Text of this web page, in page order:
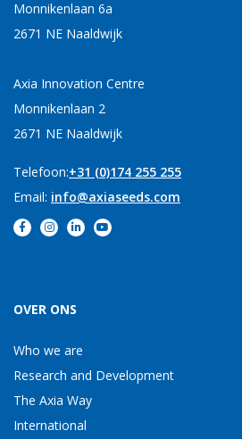
Monnikenlaan 6a
2671 NE Naaldwijk
Axia Innovation Centre
Monnikenlaan 2
2671 NE Naaldwijk
Telefoon:+31 (0)174 255 255
Email: info@axiaseeds.com
OVER ONS
Who we are
Research and Development
The Axia Way
International